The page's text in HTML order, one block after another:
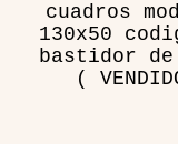
cuadros
130x50
bastidor de
(